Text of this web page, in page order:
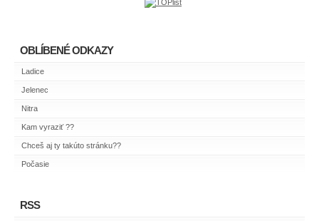
OBLÍBENÉ ODKAZY
Ladice
Jelenec
Nitra
Kam vyraziť ??
Chceš aj ty takúto stránku??
Počasie
RSS